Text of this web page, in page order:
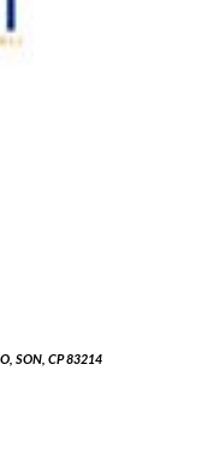
SON, CP 83214